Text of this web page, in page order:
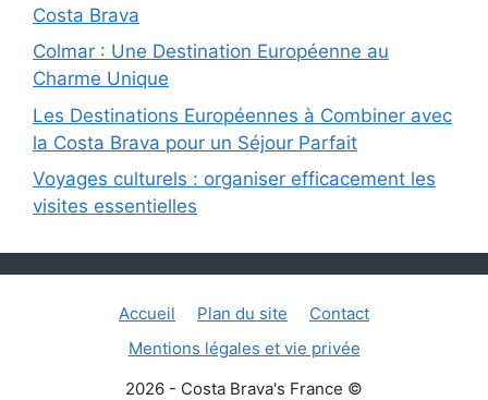
Costa Brava
Colmar : Une Destination Européenne au
Charme Unique
Les Destinations Européennes à Combiner avec
la Costa Brava pour un Séjour Parfait
Voyages culturels : organiser efficacement les
visites essentielles
Accueil Plan du site
Contact
Mentions légales et vie privée
2026 - Costa Brava's France ©